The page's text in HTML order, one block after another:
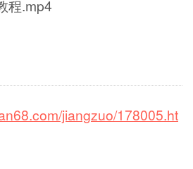
程.mp4
jiangzuo/178005.ht